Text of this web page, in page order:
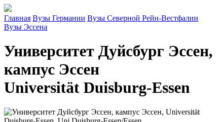
Главная Вузы Германии Вузы Северной Рейн-Вестфалии
Вузы Эссена
Университет Дуйсбург Эссен,
кампус Эссен
Universität Duisburg-Essen